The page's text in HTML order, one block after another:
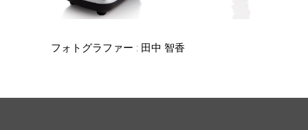
フォトグラファー : 田中 智香